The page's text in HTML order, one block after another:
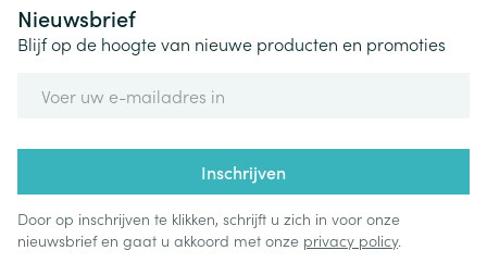
Nieuwsbrief
Blijf op de hoogte van nieuwe producten en promoties
Inschrijven
Door op inschrijven te klikken, schrijft u zich in voor onze
nieuwsbrief en gaat u akkoord met onze privacy policy.